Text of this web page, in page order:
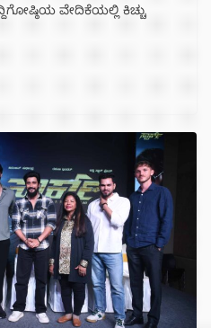
ವೇದಿಕೆಯಲ್ಲಿ ‌ಕಿಚ್ಚು